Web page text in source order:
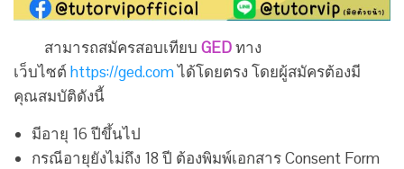
สามารถสมัครสอบเทียบ GEDทาง
เว็บไซต์ https://ged.comได้โดยตรง โดยผู้สมัครต้องมี
คุณสมบัติดังนี้
มีอายุ 16 ปีขึ้นไป
กรณีอายุยังไม่ถึง 18 ปี ต้องพิมพ์เอกสาร Consent Form